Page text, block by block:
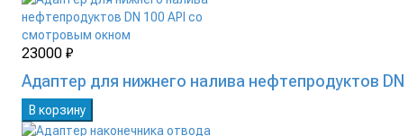
23000 ₽
Адаптер для нижнего налива нефтепродуктов
В корзину